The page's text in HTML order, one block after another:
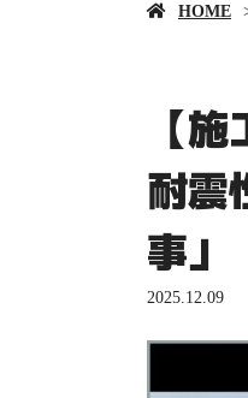
HOME
【
耐震
事」
2025.12.09